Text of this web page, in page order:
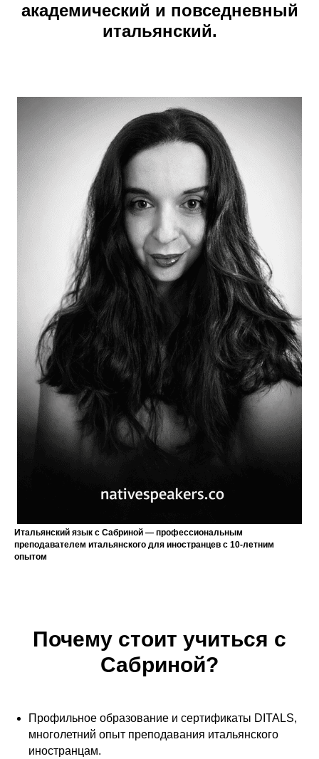
академический и повседневный
итальянский.
Итальянский язык с Сабриной — профессиональным
преподавателем итальянского для иностранцев с 10-летним
опытом
Почему стоит учиться с
Сабриной?
Профильное образование и сертификаты DITALS,
многолетний опыт преподавания итальянского
иностранцам.